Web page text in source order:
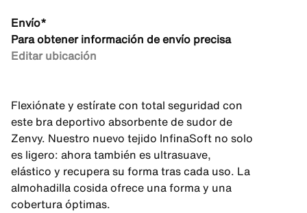
Envío*
Para obtener información de envío precisa
Editar ubicación
Flexiónate y estírate con total seguridad con
este bra deportivo absorbente de sudor de
Zenvy. Nuestro nuevo tejido InfinaSoft no solo
es ligero: ahora también es ultrasuave,
elástico y recupera su forma tras cada uso. La
almohadilla cosida ofrece una forma y una
cobertura óptimas.